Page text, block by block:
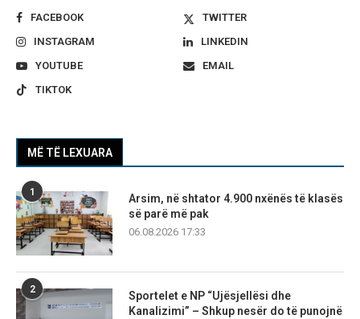
FACEBOOK
TWITTER
INSTAGRAM
LINKEDIN
YOUTUBE
EMAIL
TIKTOK
MË TË LEXUARA
1
Arsim, në shtator 4.900 nxënës të klasës
së parë më pak
06.08.2026 17:33
2
Sportelet e NP “Ujësjellësi dhe
Kanalizimi” – Shkup nesër do të punojnë